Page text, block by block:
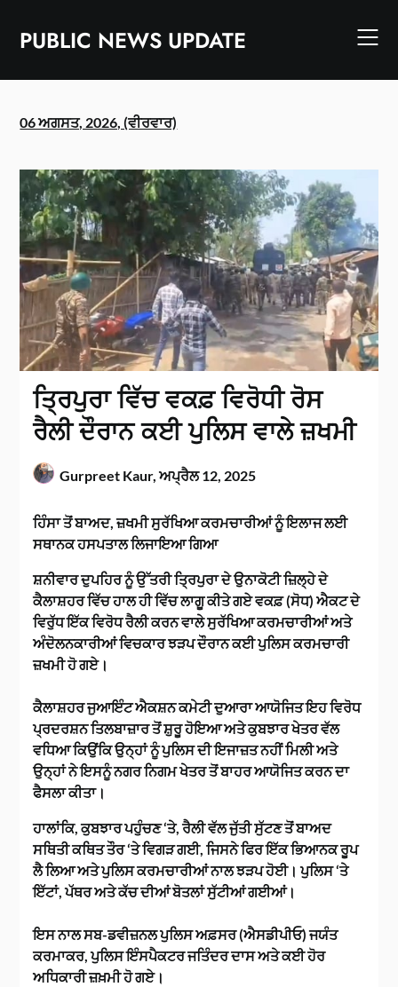
contentPUBLIC NEWS UPDATE
06 ਅਗਸਤ, 2026, (ਵੀਰਵਾਰ)
ਤ੍ਰਿਪੁਰਾ ਵਿੱਚ ਵਕਫ਼ ਵਿਰੋਧੀ ਰੋਸ
ਰੈਲੀ ਦੌਰਾਨ ਕਈ ਪੁਲਿਸ ਵਾਲੇ ਜ਼ਖਮੀ
Gurpreet Kaur,ਅਪ੍ਰੈਲ 12, 2025
ਹਿੰਸਾ ਤੋਂ ਬਾਅਦ, ਜ਼ਖਮੀ ਸੁਰੱਖਿਆ ਕਰਮਚਾਰੀਆਂ ਨੂੰ ਇਲਾਜ ਲਈ
ਸਥਾਨਕ ਹਸਪਤਾਲ ਲਿਜਾਇਆ ਗਿਆ
ਸ਼ਨੀਵਾਰ ਦੁਪਹਿਰ ਨੂੰ ਉੱਤਰੀ ਤ੍ਰਿਪੁਰਾ ਦੇ ਉਨਾਕੋਟੀ ਜ਼ਿਲ੍ਹੇ ਦੇ
ਕੈਲਾਸ਼ਹਰ ਵਿੱਚ ਹਾਲ ਹੀ ਵਿੱਚ ਲਾਗੂ ਕੀਤੇ ਗਏ ਵਕਫ਼ (ਸੋਧ) ਐਕਟ ਦੇ
ਵਿਰੁੱਧ ਇੱਕ ਵਿਰੋਧ ਰੈਲੀ ਕਰਨ ਵਾਲੇ ਸੁਰੱਖਿਆ ਕਰਮਚਾਰੀਆਂ ਅਤੇ
ਅੰਦੋਲਨਕਾਰੀਆਂ ਵਿਚਕਾਰ ਝੜਪ ਦੌਰਾਨ ਕਈ ਪੁਲਿਸ ਕਰਮਚਾਰੀ
ਜ਼ਖਮੀ ਹੋ ਗਏ।
ਕੈਲਾਸ਼ਹਰ ਜੁਆਇੰਟ ਐਕਸ਼ਨ ਕਮੇਟੀ ਦੁਆਰਾ ਆਯੋਜਿਤ ਇਹ ਵਿਰੋਧ
ਪ੍ਰਦਰਸ਼ਨ ਤਿਲਬਾਜ਼ਾਰ ਤੋਂ ਸ਼ੁਰੂ ਹੋਇਆ ਅਤੇ ਕੁਬਝਾਰ ਖੇਤਰ ਵੱਲ
ਵਧਿਆ ਕਿਉਂਕਿ ਉਨ੍ਹਾਂ ਨੂੰ ਪੁਲਿਸ ਦੀ ਇਜਾਜ਼ਤ ਨਹੀਂ ਮਿਲੀ ਅਤੇ
ਉਨ੍ਹਾਂ ਨੇ ਇਸਨੂੰ ਨਗਰ ਨਿਗਮ ਖੇਤਰ ਤੋਂ ਬਾਹਰ ਆਯੋਜਿਤ ਕਰਨ ਦਾ
ਫੈਸਲਾ ਕੀਤਾ।
ਹਾਲਾਂਕਿ, ਕੁਬਝਾਰ ਪਹੁੰਚਣ ‘ਤੇ, ਰੈਲੀ ਵੱਲ ਜੁੱਤੀ ਸੁੱਟਣ ਤੋਂ ਬਾਅਦ
ਸਥਿਤੀ ਕਥਿਤ ਤੌਰ ‘ਤੇ ਵਿਗੜ ਗਈ, ਜਿਸਨੇ ਫਿਰ ਇੱਕ ਭਿਆਨਕ ਰੂਪ
ਲੈ ਲਿਆ ਅਤੇ ਪੁਲਿਸ ਕਰਮਚਾਰੀਆਂ ਨਾਲ ਝੜਪ ਹੋਈ। ਪੁਲਿਸ ‘ਤੇ
ਇੱਟਾਂ, ਪੱਥਰ ਅਤੇ ਕੱਚ ਦੀਆਂ ਬੋਤਲਾਂ ਸੁੱਟੀਆਂ ਗਈਆਂ।
ਇਸ ਨਾਲ ਸਬ-ਡਵੀਜ਼ਨਲ ਪੁਲਿਸ ਅਫ਼ਸਰ (ਐਸਡੀਪੀਓ) ਜਯੰਤ
ਕਰਮਾਕਰ, ਪੁਲਿਸ ਇੰਸਪੈਕਟਰ ਜਤਿੰਦਰ ਦਾਸ ਅਤੇ ਕਈ ਹੋਰ
ਅਧਿਕਾਰੀ ਜ਼ਖ਼ਮੀ ਹੋ ਗਏ।